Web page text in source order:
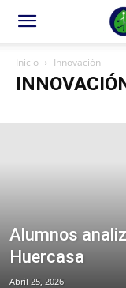
Inicio Innovación
Alumnos
Huercasa
Abril 25, 2026